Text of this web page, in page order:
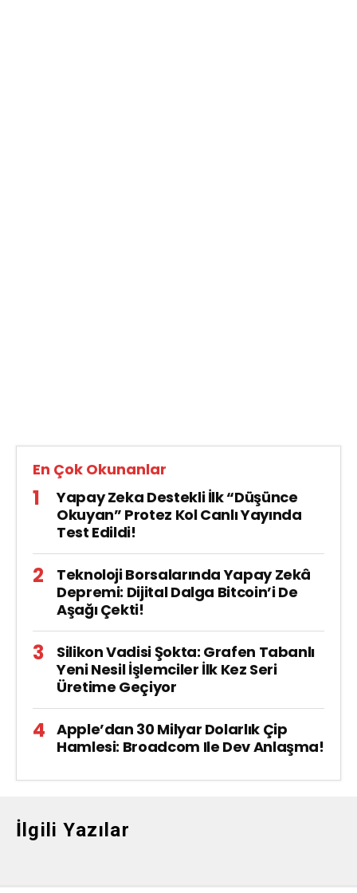
En Çok Okunanlar
Yapay Zeka Destekli İlk “Düşünce
Okuyan” Protez Kol Canlı Yayında
Test Edildi!
Teknoloji Borsalarında Yapay Zekâ
Depremi: Dijital Dalga Bitcoin’i De
Aşağı Çekti!
Silikon Vadisi Şokta: Grafen Tabanlı
Yeni Nesil İşlemciler İlk Kez Seri
Üretime Geçiyor
Apple’dan 30 Milyar Dolarlık Çip
Hamlesi: Broadcom Ile Dev Anlaşma!
İlgili Yazılar